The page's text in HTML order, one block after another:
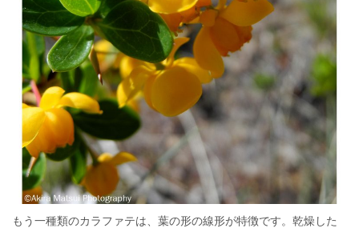
もう一種類のカラファテは、葉の形の線形が特徴です。乾燥した